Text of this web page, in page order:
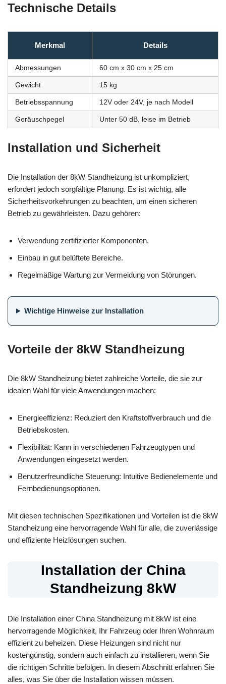
Technische Details
Merkmal Details
Abmessungen 60 cm x 30 cm x 25 cm
Gewicht 15 kg
Betriebsspannung 12V oder 24V, je nach Modell
Geräuschpegel Unter 50 dB, leise im Betrieb
Installation und Sicherheit
Die Installation der 8kW Standheizung ist unkompliziert,
erfordert jedoch sorgfältige Planung. Es ist wichtig, alle
Sicherheitsvorkehrungen zu beachten, um einen sicheren
Betrieb zu gewährleisten. Dazu gehören:
Verwendung zertifizierter Komponenten.
Einbau in gut belüftete Bereiche.
Regelmäßige Wartung zur Vermeidung von Störungen.
Wichtige Hinweise zur Installation
Vorteile der 8kW Standheizung
Die 8kW Standheizung bietet zahlreiche Vorteile, die sie zur
idealen Wahl für viele Anwendungen machen:
Energieeffizienz: Reduziert den Kraftstoffverbrauch und die
Betriebskosten.
Flexibilität: Kann in verschiedenen Fahrzeugtypen und
Anwendungen eingesetzt werden.
Benutzerfreundliche Steuerung: Intuitive Bedienelemente und
Fernbedienungsoptionen.
Mit diesen technischen Spezifikationen und Vorteilen ist die 8kW
Standheizung eine hervorragende Wahl für alle, die zuverlässige
und effiziente Heizlösungen suchen.
Installation der China
Standheizung 8kW
Die Installation einer China Standheizung mit 8kW ist eine
hervorragende Möglichkeit, Ihr Fahrzeug oder Ihren Wohnraum
effizient zu beheizen. Diese Heizungen sind nicht nur
kostengünstig, sondern auch einfach zu installieren, wenn Sie
die richtigen Schritte befolgen. In diesem Abschnitt erfahren Sie
alles, was Sie über die Installation wissen müssen.